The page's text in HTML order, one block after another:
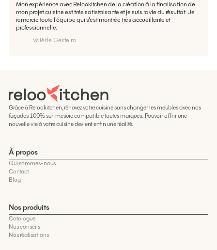
Mon expérience avec Relookitchen de la création à la finalisation de
mon projet cuisine est très satisfaisante et je suis ravie du résultat. Je
remercie toute l'équipe qui s'est montrée très accueillante et
professionnelle.
Valérie Gesteiro
Grâce à Relookitchen, rénovez votre cuisine sans changer les meubles avec nos
façades 100% sur-mesure compatible toutes marques. Pouvoir offrir une
nouvelle vie à votre cuisine devient enfin une réalité.
À propos
Qui sommes-nous
Contact
Blog
Nos produits
Catalogue
Nos conseils
Nos réalisations